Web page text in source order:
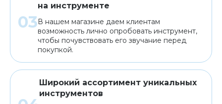
на инструменте
В нашем магазине даем клиентам
возможность лично опробовать инструмент,
чтобы почувствовать его звучание перед
покупкой.
Широкий ассортимент уникальных
инструментов